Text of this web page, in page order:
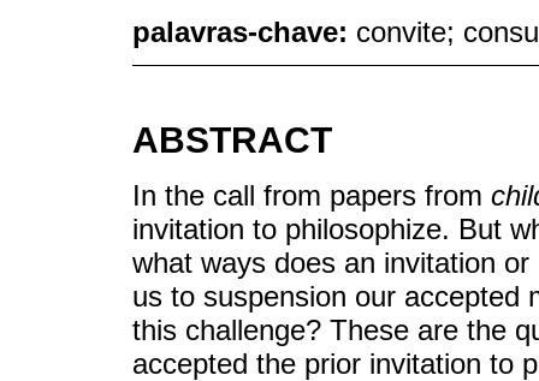
palavras-chave: convite;
ABSTRACT
In the call from papers from
invitation to philosophize. But
what ways does an invitation
us to suspension our accepted
this challenge? These are the
accepted the prior invitation to